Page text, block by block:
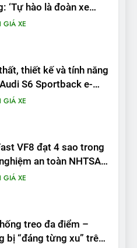
‘Tự hào là đoàn xe
Nam đầu tiên lăn
GIÁ XE
thiết kế và tính năng
S6 Sportback e-
GIÁ XE
VF8 đạt 4 sao trong
an toàn NHTSA
GIÁ XE
treo đa điểm –
bị “đáng từng xu” trên